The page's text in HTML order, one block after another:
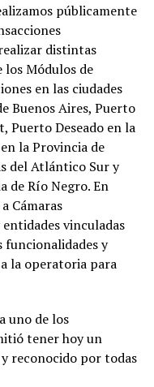
públicamente
distintas
los Módulos de
en las ciudades
Buenos Aires, Puerto
Puerto Deseado en la
la Provincia de
del Atlántico Sur y
de Río Negro. En
Cámaras
vinculadas
funcionalidades y
la operatoria para
uno de los
tener hoy un
reconocido por todas